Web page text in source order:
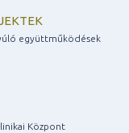
együttműködések
Központ